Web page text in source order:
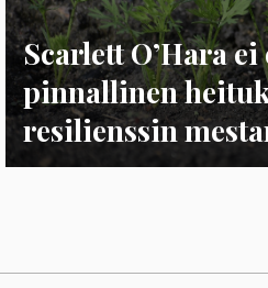
Scarlett O’Hara ei
pinnallinen
resilienssin